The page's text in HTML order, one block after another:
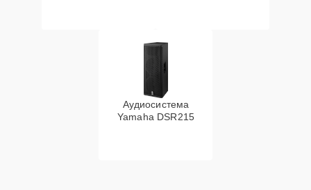
Аудиосистема
Yamaha DSR215